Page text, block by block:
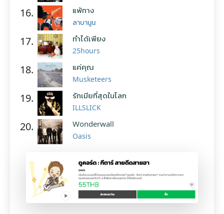
16. แพ้ทาง
ลาบานูน
17. ทำได้เพียง
25hours
18. แค่คุณ
Musketeers
19. รักเมียที่สุดในโลก
ILLSLICK
20. Wonderwall
Oasis